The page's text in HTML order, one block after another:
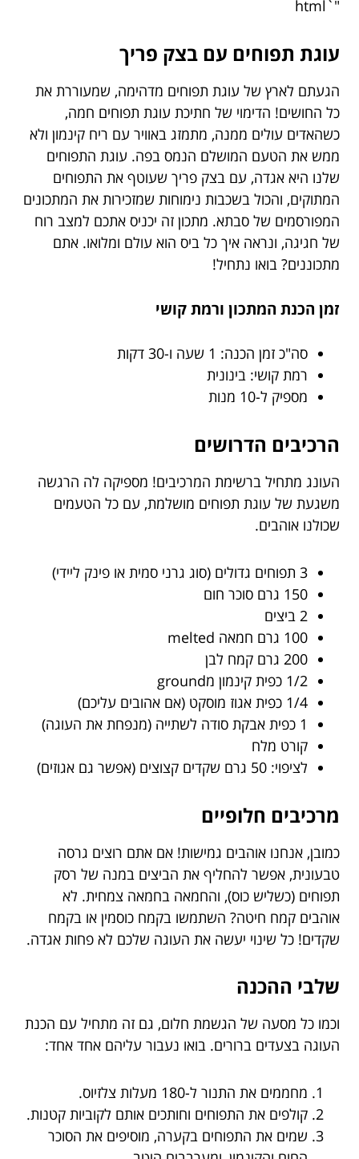
"`html
עוגת תפוחים עם בצק פריך
הגעתם לארץ של עוגת תפוחים מדהימה, שמעוררת את
כל החושים! הדימוי של חתיכת עוגת תפוחים חמה,
כשהאדים עולים ממנה, מתמזג באוויר עם ריח קינמון ולא
ממש את הטעם המושלם הנמס בפה. עוגת התפוחים
שלנו היא אגדה, עם בצק פריך שעוטף את התפוחים
המתוקים, והכול בשכבות נימוחות שמזכירות את המתכונים
המפורסמים של סבתא. מתכון זה יכניס אתכם למצב רוח
של חגיגה, ונראה איך כל ביס הוא עולם ומלואו. אתם
מתכוננים? בואו נתחיל!
זמן הכנת המתכון ורמת קושי
סה"כ זמן הכנה: 1 שעה ו-30 דקות
רמת קושי: בינונית
מספיק ל-10 מנות
הרכיבים הדרושים
העונג מתחיל ברשימת המרכיבים! מספיקה לה הרגשה
משגעת של עוגת תפוחים מושלמת, עם כל הטעמים
שכולנו אוהבים.
3 תפוחים גדולים (סוג גרני סמית או פינק ליידי)
150 גרם סוכר חום
2 ביצים
100 גרם חמאה melted
200 גרם קמח לבן
1/2 כפית קינמון מground
1/4 כפית אגוז מוסקט (אם אהובים עליכם)
1 כפית אבקת סודה לשתייה (מנפחת את העוגה)
קורט מלח
לציפוי: 50 גרם שקדים קצוצים (אפשר גם אגוזים)
מרכיבים חלופיים
כמובן, אנחנו אוהבים גמישות! אם אתם רוצים גרסה
טבעונית, אפשר להחליף את הביצים במנה של רסק
תפוחים (כשליש כוס), והחמאה בחמאה צמחית. לא
אוהבים קמח חיטה? השתמשו בקמח כוסמין או בקמח
שקדים! כל שינוי יעשה את העוגה שלכם לא פחות אגדה.
שלבי ההכנה
וכמו כל מסעה של הגשמת חלום, גם זה מתחיל עם הכנת
העוגה בצעדים ברורים. בואו נעבור עליהם אחד אחד:
מחממים את התנור ל-180 מעלות צלזיוס.
קולפים את התפוחים וחותכים אותם לקוביות קטנות.
שמים את התפוחים בקערה, מוסיפים את הסוכר